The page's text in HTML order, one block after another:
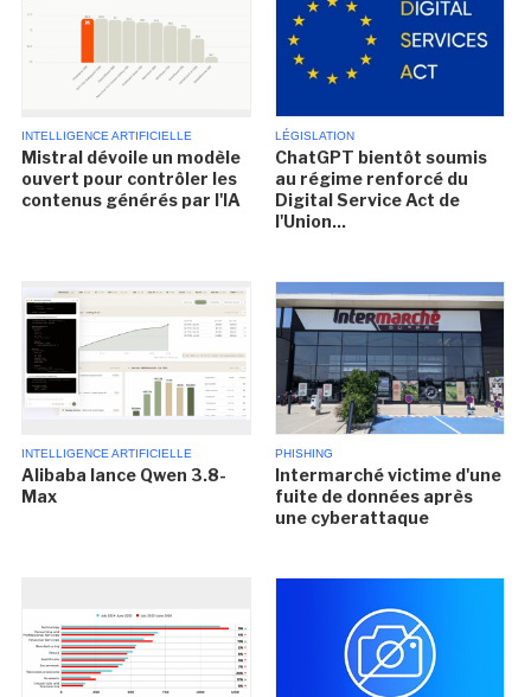
INTELLIGENCE ARTIFICIELLE
Mistral dévoile un modèle
ouvert pour contrôler les
contenus générés par l'IA
LÉGISLATION
ChatGPT bientôt soumis
au régime renforcé du
Digital Service Act de
l'Union...
INTELLIGENCE ARTIFICIELLE
Alibaba lance Qwen 3.8-
Max
PHISHING
Intermarché victime d'une
fuite de données après
une cyberattaque